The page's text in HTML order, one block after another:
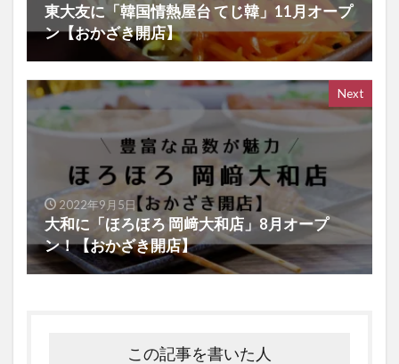
東大友に「韓国情熱屋台 てじ韓」11月オープ
ン【おかざき開店】
Next
2022年9月5日
大和に「ほろほろ 岡﨑大和店」8月オープ
ン！【おかざき開店】
この記事を書いた人